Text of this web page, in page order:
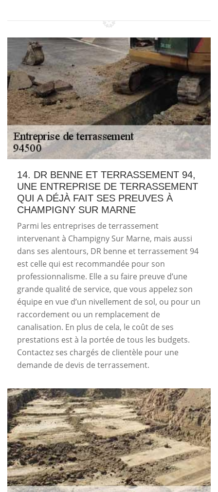
14. DR BENNE ET TERRASSEMENT 94,
UNE ENTREPRISE DE TERRASSEMENT
QUI A DÉJÀ FAIT SES PREUVES À
CHAMPIGNY SUR MARNE
Parmi les entreprises de terrassement
intervenant à Champigny Sur Marne, mais aussi
dans ses alentours, DR benne et terrassement 94
est celle qui est recommandée pour son
professionnalisme. Elle a su faire preuve d’une
grande qualité de service, que vous appelez son
équipe en vue d’un nivellement de sol, ou pour un
raccordement ou un remplacement de
canalisation. En plus de cela, le coût de ses
prestations est à la portée de tous les budgets.
Contactez ses chargés de clientèle pour une
demande de devis de terrassement.